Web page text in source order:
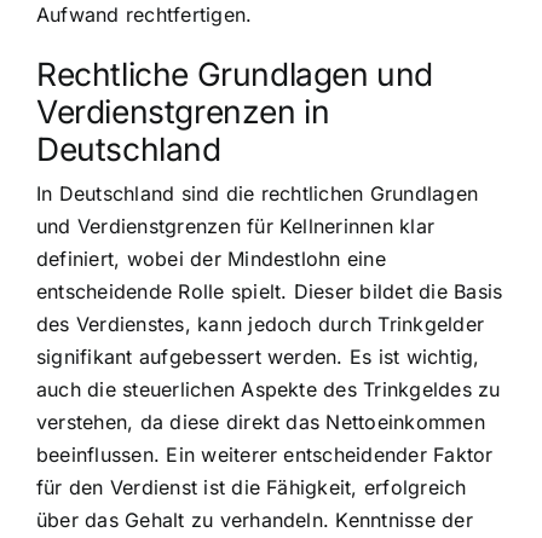
Aufwand rechtfertigen.
Rechtliche Grundlagen und
Verdienstgrenzen in
Deutschland
In Deutschland sind die rechtlichen Grundlagen
und Verdienstgrenzen für Kellnerinnen klar
definiert, wobei der Mindestlohn eine
entscheidende Rolle spielt. Dieser bildet die Basis
des Verdienstes, kann jedoch durch Trinkgelder
signifikant aufgebessert werden. Es ist wichtig,
auch die steuerlichen Aspekte des Trinkgeldes zu
verstehen, da diese direkt das Nettoeinkommen
beeinflussen. Ein weiterer entscheidender Faktor
für den Verdienst ist die Fähigkeit, erfolgreich
über das Gehalt zu verhandeln. Kenntnisse der